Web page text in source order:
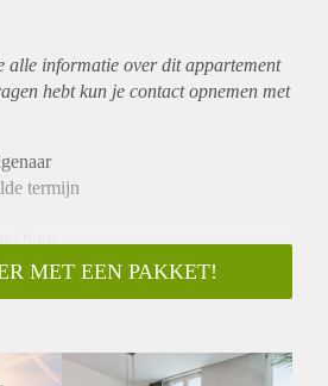
alle informatie over ditappartement
hebt kun je contact opnemen met
termijn
huur
Ja
Afhankelijk van de Eigenaar
MET EEN PAKKET!